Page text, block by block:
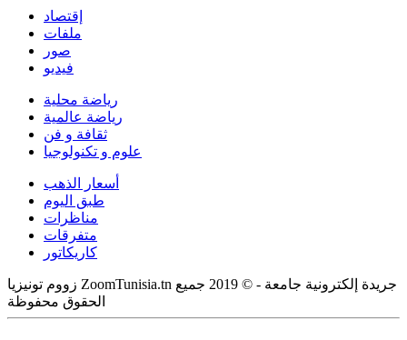
إقتصاد
ملفات
صور
فيديو
رياضة محلية
رياضة عالمية
ثقافة و فن
علوم و تكنولوجيا
أسعار الذهب
طبق اليوم
مناظرات
متفرقات
كاريكاتور
زووم تونيزيا ZoomTunisia.tn جريدة إلكترونية جامعة - © 2019 جميع
الحقوق محفوظة